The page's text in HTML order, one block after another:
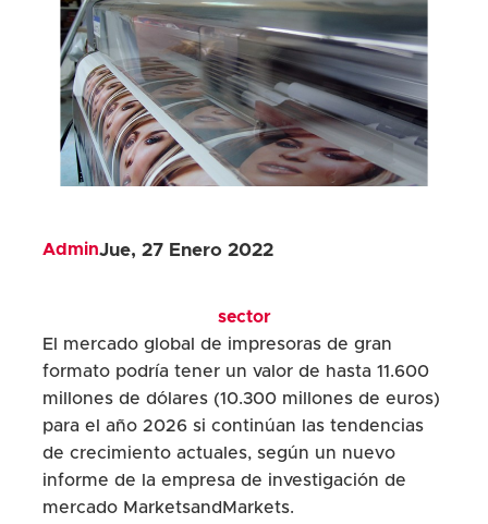
AdminJue, 27 Enero 2022
sector
El mercado global de impresoras de gran
formato podría tener un valor de hasta 11.600
millones de dólares (10.300 millones de euros)
para el año 2026 si continúan las tendencias
de crecimiento actuales, según un nuevo
informe de la empresa de investigación de
mercado MarketsandMarkets.